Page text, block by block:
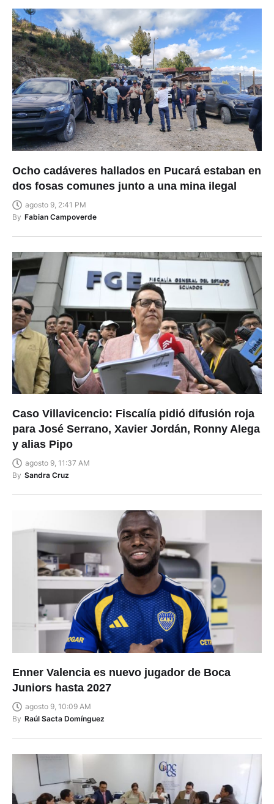
Ocho cadáveres hallados en Pucará estaban en
dos fosas comunes junto a una mina ilegal
agosto 9, 2:41 PM
By Fabian Campoverde
Caso Villavicencio: Fiscalía pidió difusión roja
para José Serrano, Xavier Jordán, Ronny Alega
y alias Pipo
agosto 9, 11:37 AM
By Sandra Cruz
Enner Valencia es nuevo jugador de Boca
Juniors hasta 2027
agosto 9, 10:09 AM
By Raúl Sacta Domínguez